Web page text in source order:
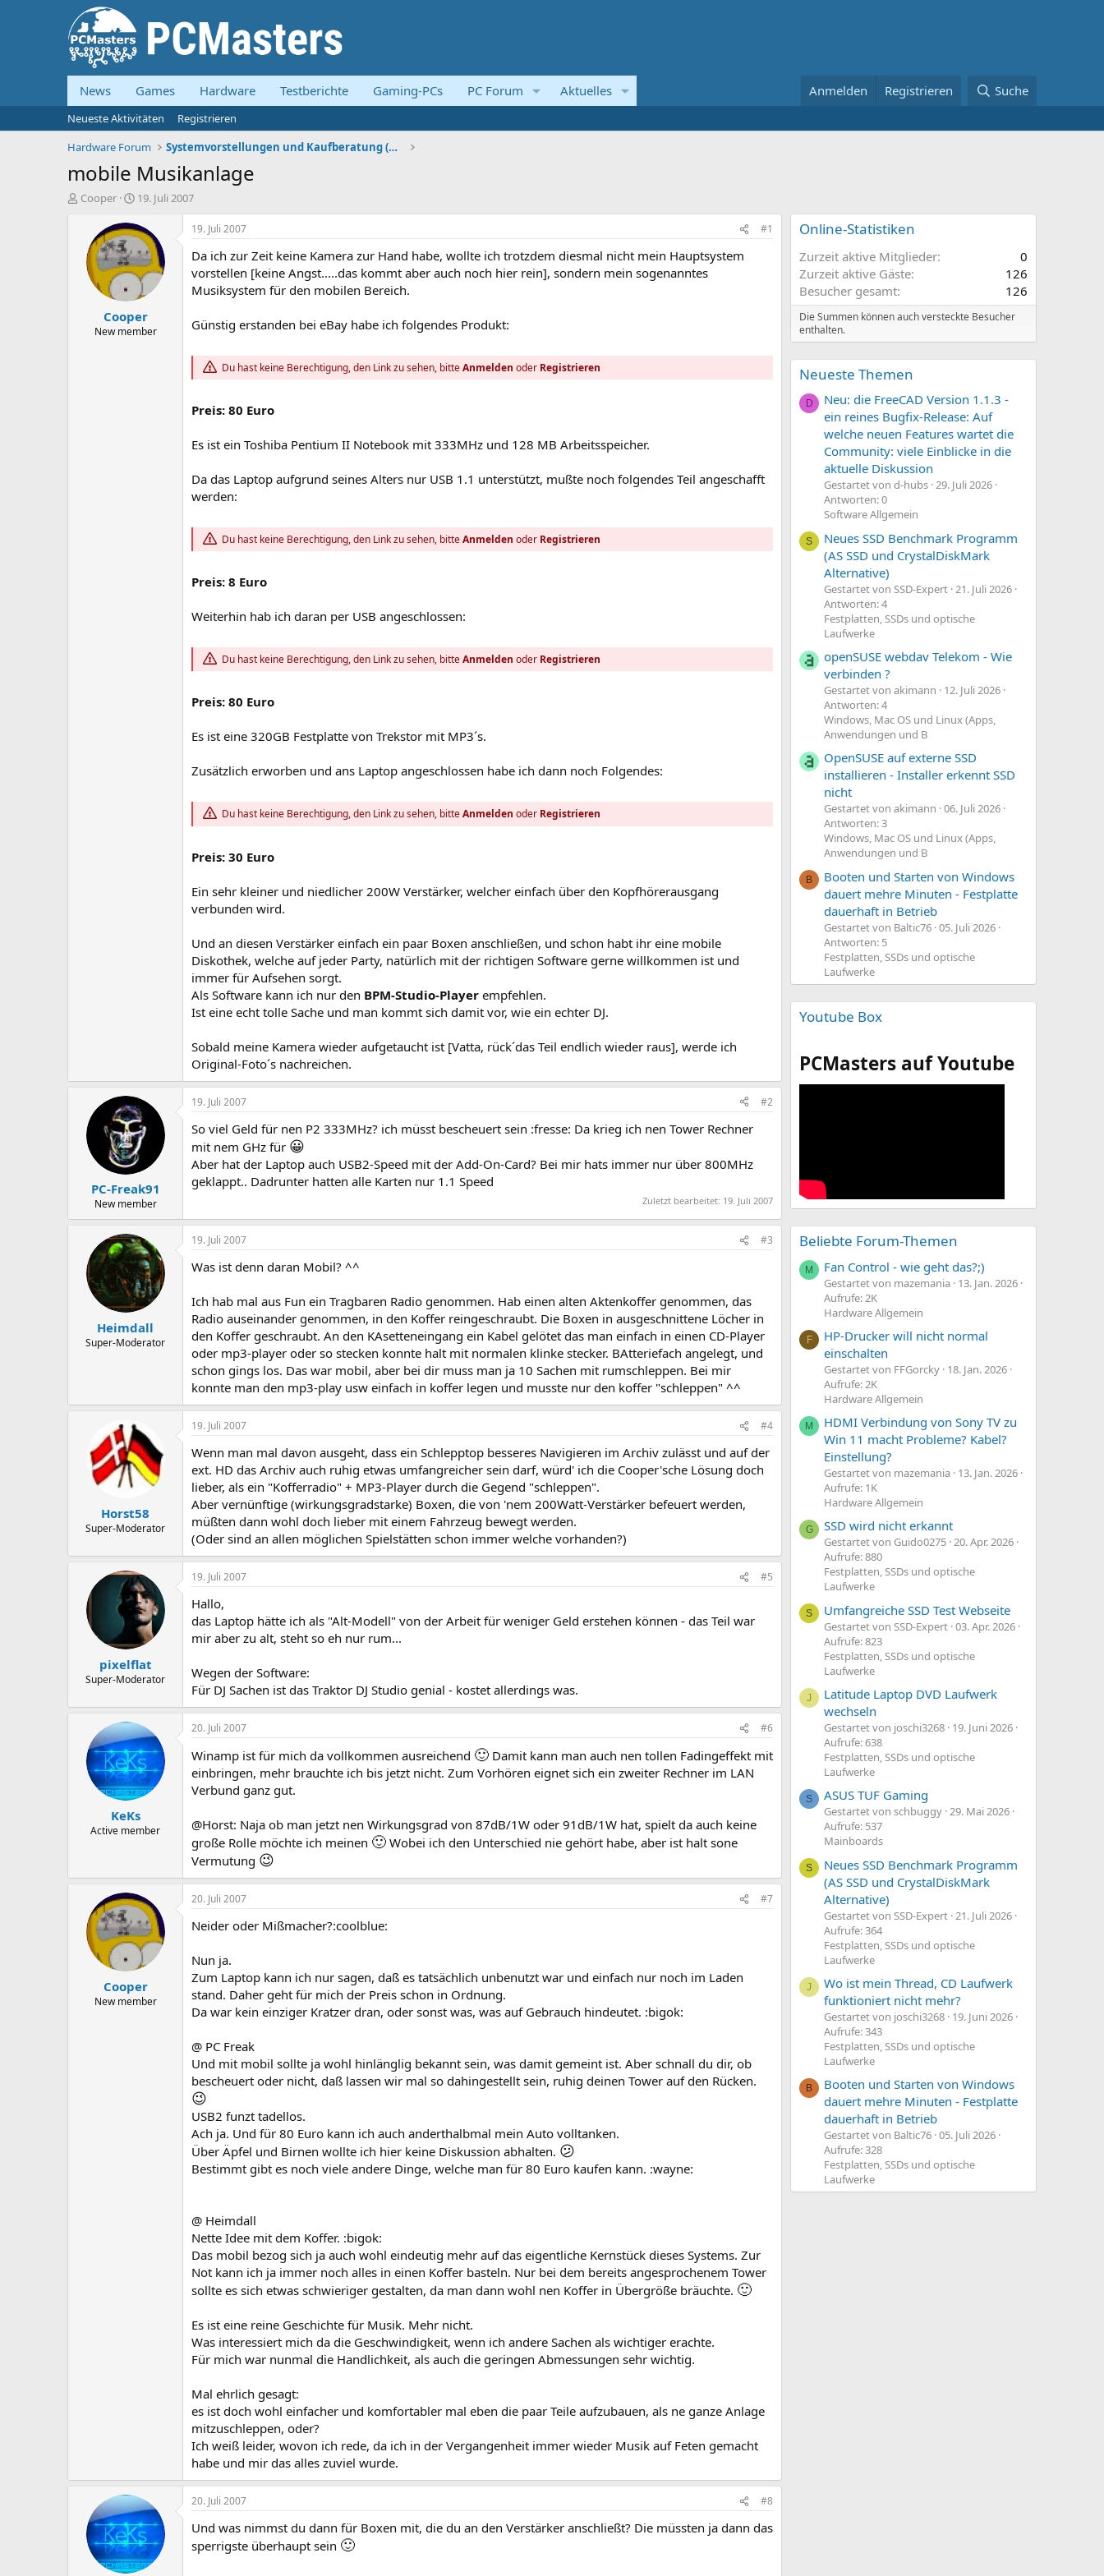
News Games Hardware Testberichte Gaming-PCs PC Forum Aktuelles Anmelden Registrieren Suche
Neueste Aktivitäten
Registrieren
Hardware Forum
Systemvorstellungen und Kaufberatung (Komplettsyst
mobile Musikanlage
E
Cooper
E
s
t
e
l
t
a
m
19. Juli 2007
Cooper
New member
19. Juli 2007 #1
Da ich zur Zeit keine Kamera zur Hand habe, wollte ich trotzdem diesmal nicht mein Hauptsystem
vorstellen [keine Angst.....das kommt aber auch noch hier rein], sondern mein sogenanntes
Musiksystem für den mobilen Bereich.
Günstig erstanden bei eBay habe ich folgendes Produkt:
Du hast keine Berechtigung, den Link zu sehen, bitteAnmelden oder Registrieren
Preis: 80 Euro
Es ist ein Toshiba Pentium II Notebook mit 333MHz und 128 MB Arbeitsspeicher.
Da das Laptop aufgrund seines Alters nur USB 1.1 unterstützt, mußte noch folgendes Teil angeschafft
werden:
Du hast keine Berechtigung, den Link zu sehen, bitteAnmelden oder Registrieren
Preis: 8 Euro
Weiterhin hab ich daran per USB angeschlossen:
Du hast keine Berechtigung, den Link zu sehen, bitteAnmelden oder Registrieren
Preis: 80 Euro
Es ist eine 320GB Festplatte von Trekstor mit MP3´s.
Zusätzlich erworben und ans Laptop angeschlossen habe ich dann noch Folgendes:
Du hast keine Berechtigung, den Link zu sehen, bitteAnmelden oder Registrieren
Preis: 30 Euro
Ein sehr kleiner und niedlicher 200W Verstärker, welcher einfach über den Kopfhörerausgang
verbunden wird.
Und an diesen Verstärker einfach ein paar Boxen anschließen, und schon habt ihr eine mobile
Diskothek, welche auf jeder Party, natürlich mit der richtigen Software gerne willkommen ist und
immer für Aufsehen sorgt.
Als Software kann ich nur den BPM-Studio-Player empfehlen.
Ist eine echt tolle Sache und man kommt sich damit vor, wie ein echter DJ.
Sobald meine Kamera wieder aufgetaucht ist [Vatta, rück´das Teil endlich wieder raus], werde ich
Original-Foto´s nachreichen.
PC-Freak91
New member
19. Juli 2007 #2
So viel Geld für nen P2 333MHz? ich müsst bescheuert sein :fresse: Da krieg ich nen Tower Rechner
mit nem GHz für 😀
Aber hat der Laptop auch USB2-Speed mit der Add-On-Card? Bei mir hats immer nur über 800MHz
geklappt.. Dadrunter hatten alle Karten nur 1.1 Speed
Zuletzt bearbeitet: 19. Juli 2007
Heimdall
Super-Moderator
19. Juli 2007 #3
Was ist denn daran Mobil? ^^
Ich hab mal aus Fun ein Tragbaren Radio genommen. Hab einen alten Aktenkoffer genommen, das
Radio auseinander genommen, in den Koffer reingeschraubt. Die Boxen in ausgeschnittene Löcher in
den Koffer geschraubt. An den KAsetteneingang ein Kabel gelötet das man einfach in einen CD-Player
oder mp3-player oder so stecken konnte halt mit normalen klinke stecker. BAtteriefach angelegt, und
schon gings los. Das war mobil, aber bei dir muss man ja 10 Sachen mit rumschleppen. Bei mir
konnte man den mp3-play usw einfach in koffer legen und musste nur den koffer "schleppen" ^^
Horst58
Super-Moderator
19. Juli 2007 #4
Wenn man mal davon ausgeht, dass ein Schlepptop besseres Navigieren im Archiv zulässt und auf der
ext. HD das Archiv auch ruhig etwas umfangreicher sein darf, würd' ich die Cooper'sche Lösung doch
lieber, als ein "Kofferradio" + MP3-Player durch die Gegend "schleppen".
Aber vernünftige (wirkungsgradstarke) Boxen, die von 'nem 200Watt-Verstärker befeuert werden,
müßten dann wohl doch lieber mit einem Fahrzeug bewegt werden.
(Oder sind an allen möglichen Spielstätten schon immer welche vorhanden?)
pixelflat
Super-Moderator
19. Juli 2007 #5
Hallo,
das Laptop hätte ich als "Alt-Modell" von der Arbeit für weniger Geld erstehen können - das Teil war
mir aber zu alt, steht so eh nur rum...
Wegen der Software:
Für DJ Sachen ist das Traktor DJ Studio genial - kostet allerdings was.
KeKs
Active member
20. Juli 2007 #6
Winamp ist für mich da vollkommen ausreichend 🙂 Damit kann man auch nen tollen Fadingeffekt mit
einbringen, mehr brauchte ich bis jetzt nicht. Zum Vorhören eignet sich ein zweiter Rechner im LAN
Verbund ganz gut.
@Horst: Naja ob man jetzt nen Wirkungsgrad von 87dB/1W oder 91dB/1W hat, spielt da auch keine
große Rolle möchte ich meinen 🙂 Wobei ich den Unterschied nie gehört habe, aber ist halt sone
Vermutung 😉
Cooper
New member
20. Juli 2007 #7
Neider oder Mißmacher?:coolblue:
Nun ja.
Zum Laptop kann ich nur sagen, daß es tatsächlich unbenutzt war und einfach nur noch im Laden
stand. Daher geht für mich der Preis schon in Ordnung.
Da war kein einziger Kratzer dran, oder sonst was, was auf Gebrauch hindeutet. :bigok:
@ PC Freak
Und mit mobil sollte ja wohl hinlänglig bekannt sein, was damit gemeint ist. Aber schnall du dir, ob
bescheuert oder nicht, daß lassen wir mal so dahingestellt sein, ruhig deinen Tower auf den Rücken.
😉
USB2 funzt tadellos.
Ach ja. Und für 80 Euro kann ich auch anderthalbmal mein Auto volltanken.
Über Äpfel und Birnen wollte ich hier keine Diskussion abhalten. 😕
Bestimmt gibt es noch viele andere Dinge, welche man für 80 Euro kaufen kann. :wayne:
@ Heimdall
Nette Idee mit dem Koffer. :bigok:
Das mobil bezog sich ja auch wohl eindeutig mehr auf das eigentliche Kernstück dieses Systems. Zur
Not kann ich ja immer noch alles in einen Koffer basteln. Nur bei dem bereits angesprochenem Tower
sollte es sich etwas schwieriger gestalten, da man dann wohl nen Koffer in Übergröße bräuchte. 🙂
Es ist eine reine Geschichte für Musik. Mehr nicht.
Was interessiert mich da die Geschwindigkeit, wenn ich andere Sachen als wichtiger erachte.
Für mich war nunmal die Handlichkeit, als auch die geringen Abmessungen sehr wichtig.
Mal ehrlich gesagt:
es ist doch wohl einfacher und komfortabler mal eben die paar Teile aufzubauen, als ne ganze Anlage
mitzuschleppen, oder?
Ich weiß leider, wovon ich rede, da ich in der Vergangenheit immer wieder Musik auf Feten gemacht
habe und mir das alles zuviel wurde.
20. Juli 2007 #8
Und was nimmst du dann für Boxen mit, die du an den Verstärker anschließt? Die müssten ja dann das
sperrigste überhaupt sein 🙂
Online-Statistiken
Zurzeit aktive Mitglieder
0
Zurzeit aktive Gäste
126
Besucher gesamt
126
Die Summen können auch versteckte Besucher
enthalten.
Neueste Themen
D
Neu: die FreeCAD Version 1.1.3 -
ein reines Bugfix-Release: Auf
welche neuen Features wartet die
Community: viele Einblicke in die
aktuelle Diskussion
Gestartet von d-hubs 29. Juli 2026
Antworten: 0
Software Allgemein
S
Neues SSD Benchmark Programm
(AS SSD und CrystalDiskMark
Alternative)
Gestartet von SSD-Expert 21. Juli 2026
Antworten: 4
Festplatten, SSDs und optische
Laufwerke
openSUSE webdav Telekom - Wie
verbinden ?
Gestartet von akimann
12. Juli 2026
Antworten: 4
Windows, Mac OS und Linux (Apps,
Anwendungen und B
OpenSUSE auf externe SSD
installieren - Installer erkennt SSD
nicht
Gestartet von akimann 06. Juli 2026
Antworten: 3
Windows, Mac OS und Linux (Apps,
Anwendungen und B
B
Booten und Starten von Windows
dauert mehre Minuten - Festplatte
dauerhaft in Betrieb
Gestartet von Baltic76 05. Juli 2026
Antworten: 5
Festplatten, SSDs und optische
Laufwerke
Youtube Box
PCMasters auf Youtube
Beliebte Forum-Themen
M Fan Control - wie geht das?;)
Gestartet von mazemania 13. Jan. 2026
Aufrufe: 2K
Hardware Allgemein
F
HP-Drucker will nicht normal
einschalten
Gestartet von FFGorcky 18. Jan. 2026
Aufrufe: 2K
Hardware Allgemein
M
HDMI Verbindung von Sony TV zu
Win 11 macht Probleme? Kabel?
Einstellung?
Gestartet von mazemania 13. Jan. 2026
Aufrufe: 1K
Hardware Allgemein
G SSD wird nicht erkannt
Gestartet von Guido0275 20. Apr. 2026
Aufrufe: 880
Festplatten, SSDs und optische
Laufwerke
S Umfangreiche SSD Test Webseite
Gestartet von SSD-Expert 03. Apr. 2026
Aufrufe: 823
Festplatten, SSDs und optische
Laufwerke
J
Latitude Laptop DVD Laufwerk
wechseln
Gestartet von joschi3268 19. Juni 2026
Aufrufe: 638
Festplatten, SSDs und optische
Laufwerke
S ASUS TUF Gaming
Gestartet von schbuggy 29. Mai 2026
Aufrufe: 537
Mainboards
S
Neues SSD Benchmark Programm
(AS SSD und CrystalDiskMark
Alternative)
Gestartet von SSD-Expert 21. Juli 2026
Aufrufe: 364
Festplatten, SSDs und optische
Laufwerke
J
Wo ist mein Thread, CD Laufwerk
funktioniert nicht mehr?
Gestartet von joschi3268 19. Juni 2026
Aufrufe: 343
Festplatten, SSDs und optische
Laufwerke
B
Booten und Starten von Windows
dauert mehre Minuten - Festplatte
dauerhaft in Betrieb
Gestartet von Baltic76 05. Juli 2026
Aufrufe: 328
Festplatten, SSDs und optische
Laufwerke